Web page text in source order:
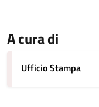
A cura di
Ufficio Stampa